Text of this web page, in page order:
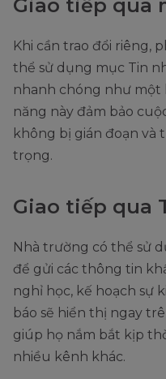
Giao tiếp qua
Khi cần trao đổi riêng,
thể sử dụng mục Tin
nhanh chóng như một
năng này đảm bảo
không bị gián đoạn và
trọng.
Giao tiếp qua
Nhà trường có thể sử
để gửi các thông tin
nghỉ học, kế hoạch sự
báo sẽ hiển thị ngay
giúp họ nắm bắt kịp
nhiều kênh khác.